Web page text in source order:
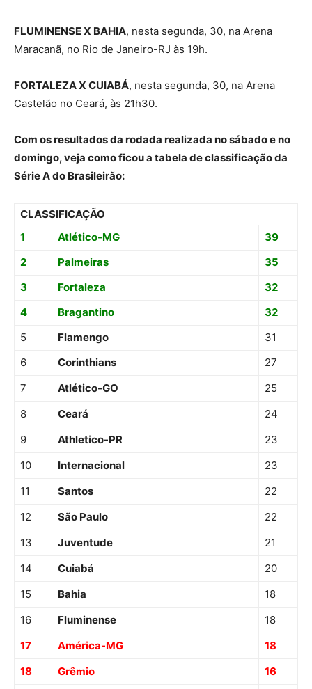
FLUMINENSE X BAHIA, nesta segunda, 30, na Arena
Maracanã, no Rio de Janeiro-RJ às 19h.
FORTALEZA X CUIABÁ, nesta segunda, 30, na Arena
Castelão no Ceará, às 21h30.
Com os resultados da rodada realizada no sábado e no
domingo, veja como ficou a tabela de classificação da
Série A do Brasileirão:
CLASSIFICAÇÃO
1
Atlético-MG
39
2
Palmeiras
35
3
Fortaleza
32
4
Bragantino
32
5
Flamengo
31
6
Corinthians
27
7
Atlético-GO
25
8
Ceará
24
9
Athletico-PR
23
10
Internacional
23
11
Santos
22
12
São Paulo
22
13
Juventude
21
14
Cuiabá
20
15
Bahia
18
16
Fluminense
18
17
América-MG
18
18
Grêmio
16